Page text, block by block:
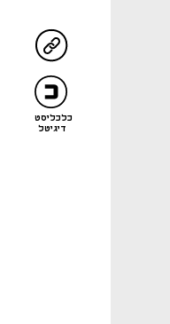
כלכליסט
דיגיטל